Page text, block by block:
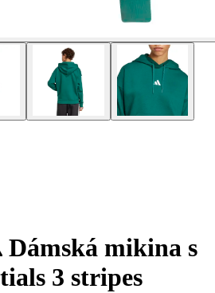
Dámská mikina s
3 stripes